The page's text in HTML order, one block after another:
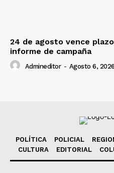
24 de agosto vence
informe de campaña
Admineditor - Agosto 6, 2026
POLÍTICA POLICIAL
CULTURA
EDITORIAL